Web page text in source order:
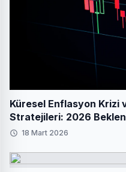
Küresel Enflasyon Krizi
Stratejileri: 2026
18 Mart 2026